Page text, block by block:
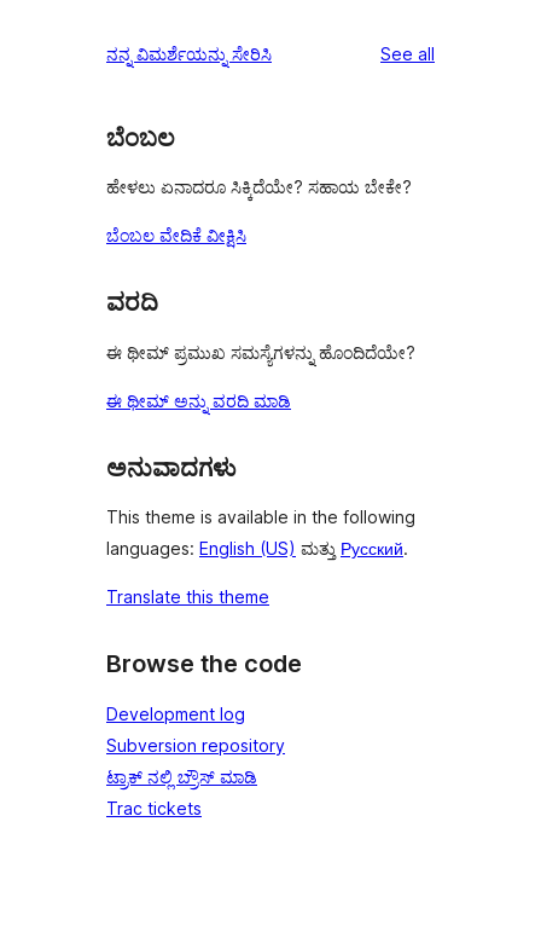
ನನ್ನ ವಿಮರ್ಶೆಯನ್ನು ಸೇರಿಸಿ See all
ಬೆಂಬಲ
ಹೇಳಲು ಏನಾದರೂ ಸಿಕ್ಕಿದೆಯೇ? ಸಹಾಯ ಬೇಕೇ?
ಬೆಂಬಲ ವೇದಿಕೆ ವೀಕ್ಷಿಸಿ
ವರದಿ
ಈ ಥೀಮ್ ಪ್ರಮುಖ ಸಮಸ್ಯೆಗಳನ್ನು ಹೊಂದಿದೆಯೇ?
ಈ ಥೀಮ್ ಅನ್ನು ವರದಿ ಮಾಡಿ
ಅನುವಾದಗಳು
This theme is available in the following
languages: English (US) ಮತ್ತು Русский.
Translate this theme
Browse the code
Development log
Subversion repository
ಟ್ರಾಕ್ ನಲ್ಲಿ ಬ್ರೌಸ್ ಮಾಡಿ
Trac tickets